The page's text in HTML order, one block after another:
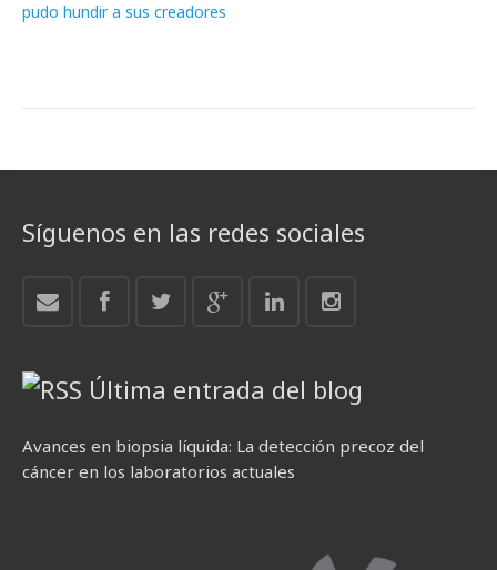
pudo hundir a sus creadores
Síguenos en las redes sociales
Última entrada del blog
Avances en biopsia líquida: La detección precoz del
cáncer en los laboratorios actuales